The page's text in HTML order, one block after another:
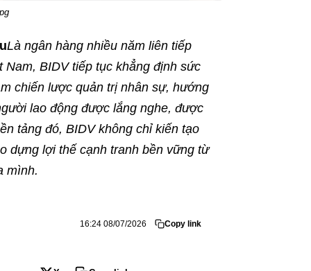
Là ngân hàng nhiều năm liên tiếp
BIDV tiếp tục khẳng định sức
chiến lược quản trị nhân sự, hướng
lao động được lắng nghe, được
tảng đó, BIDV không chỉ kiến tạo
dựng lợi thế cạnh tranh bền vững từ
mình.
16:24 08/07/2026 Copy link